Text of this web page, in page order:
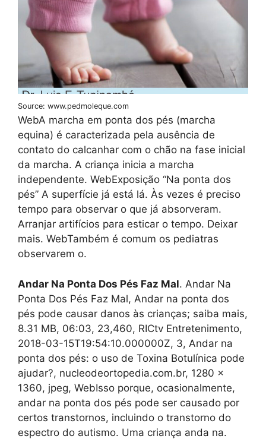
Source: www.pedmoleque.com
WebA marcha em ponta dos pés (marcha
equina) é caracterizada pela ausência de
contato do calcanhar com o chão na fase inicial
da marcha. A criança inicia a marcha
independente. WebExposição “Na ponta dos
pés” A superfície já está lá. Às vezes é preciso
tempo para observar o que já absorveram.
Arranjar artifícios para esticar o tempo. Deixar
mais. WebTambém é comum os pediatras
observarem o.
Andar Na Ponta Dos Pés Faz Mal. Andar Na
Ponta Dos Pés Faz Mal, Andar na ponta dos
pés pode causar danos às crianças; saiba mais,
8.31 MB, 06:03, 23,460, RICtv Entretenimento,
2018-03-15T19:54:10.000000Z, 3, Andar na
ponta dos pés: o uso de Toxina Botulínica pode
ajudar?, nucleodeortopedia.com.br, 1280 x
1360, jpeg, WebIsso porque, ocasionalmente,
andar na ponta dos pés pode ser causado por
certos transtornos, incluindo o transtorno do
espectro do autismo. Uma criança anda na.